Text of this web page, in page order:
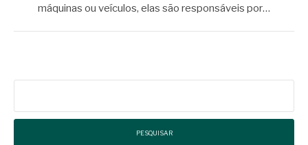
máquinas ou veículos, elas são responsáveis por…